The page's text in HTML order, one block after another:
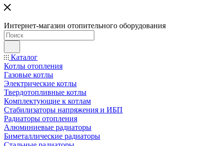
Интернет-магазин отопительного оборудования
Каталог
Котлы отопления
Газовые котлы
Электрические котлы
Твердотопливные котлы
Комплектующие к котлам
Стабилизаторы напряжения и ИБП
Радиаторы отопления
Алюминиевые радиаторы
Биметаллические радиаторы